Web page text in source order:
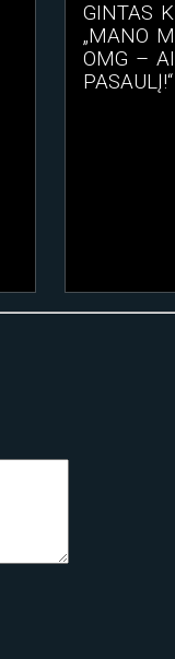
GINTAS
„MANO
OMG –
PASAULĮ!“